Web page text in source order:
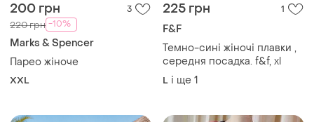
200 грн 3
220 грн -10%
Marks & Spencer
Парео жіноче
XXL
225 грн 1
F&F
Темно-сині жіночі плавки ,
середня посадка. f&f, xl
L і ще 1